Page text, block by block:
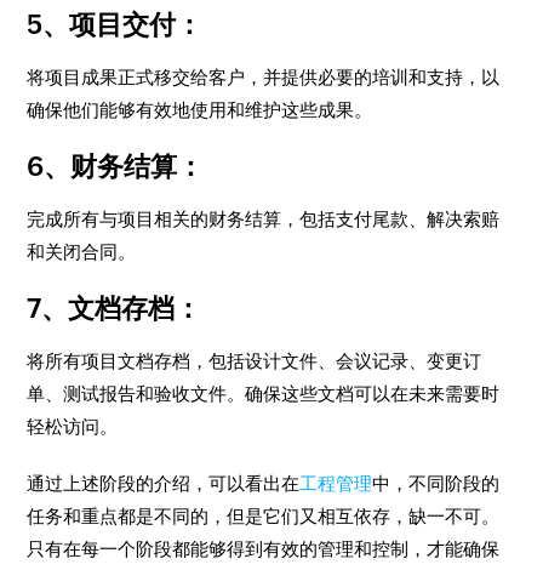
5、项目交付：
将项目成果正式移交给客户，并提供必要的培训和支持，以
确保他们能够有效地使用和维护这些成果。
6、财务结算：
完成所有与项目相关的财务结算，包括支付尾款、解决索赔
和关闭合同。
7、文档存档：
将所有项目文档存档，包括设计文件、会议记录、变更订
单、测试报告和验收文件。确保这些文档可以在未来需要时
轻松访问。
通过上述阶段的介绍，可以看出在工程管理中，不同阶段的
任务和重点都是不同的，但是它们又相互依存，缺一不可。
只有在每一个阶段都能够得到有效的管理和控制，才能确保